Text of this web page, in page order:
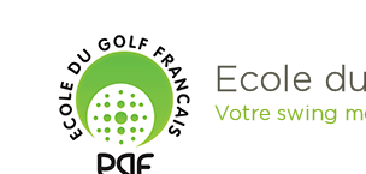
Ecole
Votre swing